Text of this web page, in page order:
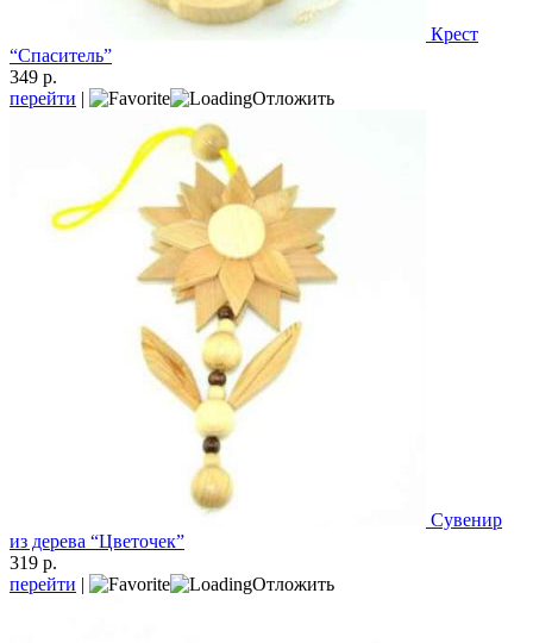
Крест
“Спаситель”
349 р.
перейти | Отложить
Сувенир
из дерева “Цветочек”
319 р.
перейти | Отложить